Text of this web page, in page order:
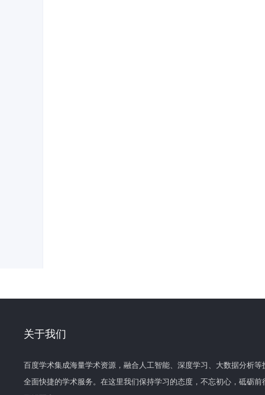
关于我们
百度学术集成海量学术资源，融合人工智能、深度学习、大数据分析
全面快捷的学术服务。在这里我们保持学习的态度，不忘初心，砥砺前